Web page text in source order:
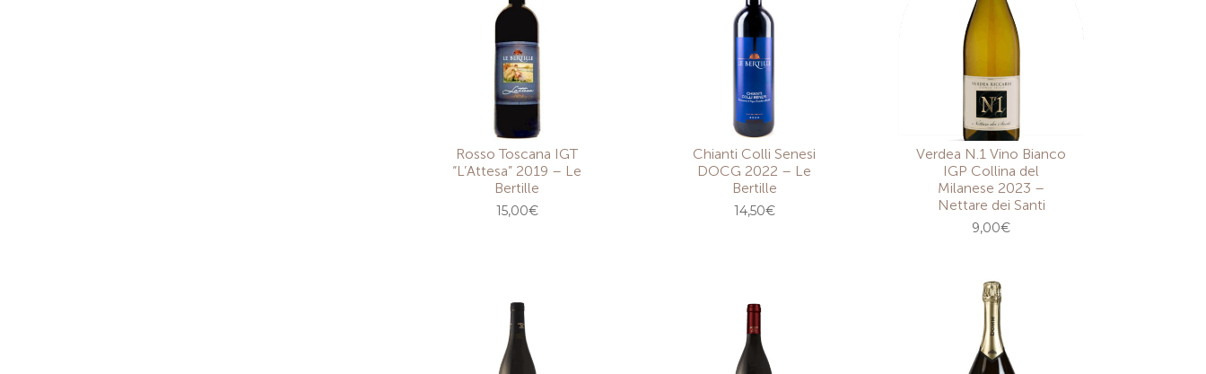
Rosso Toscana IGT
“L’Attesa” 2019 – Le
Bertille
15,00€
Chianti Colli Senesi
DOCG 2022 – Le
Bertille
14,50€
Verdea N.1 Vino Bianco
IGP Collina del
Milanese 2023 –
Nettare dei Santi
9,00€